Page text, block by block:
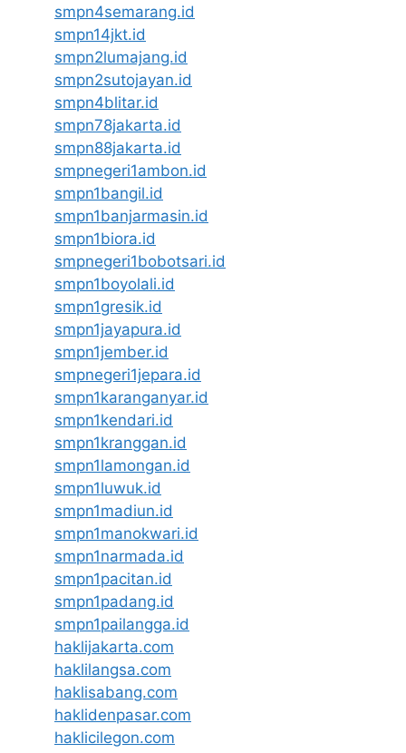
smpn4semarang.id
smpn14jkt.id
smpn2lumajang.id
smpn2sutojayan.id
smpn4blitar.id
smpn78jakarta.id
smpn88jakarta.id
smpnegeri1ambon.id
smpn1bangil.id
smpn1banjarmasin.id
smpn1biora.id
smpnegeri1bobotsari.id
smpn1boyolali.id
smpn1gresik.id
smpn1jayapura.id
smpn1jember.id
smpnegeri1jepara.id
smpn1karanganyar.id
smpn1kendari.id
smpn1kranggan.id
smpn1lamongan.id
smpn1luwuk.id
smpn1madiun.id
smpn1manokwari.id
smpn1narmada.id
smpn1pacitan.id
smpn1padang.id
smpn1pailangga.id
haklijakarta.com
haklilangsa.com
haklisabang.com
haklidenpasar.com
haklicilegon.com